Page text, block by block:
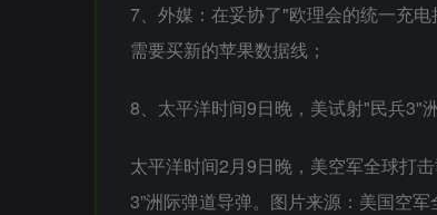
7、外媒：在妥协了"欧理会的统一充
需要买新的苹果数据线；
8、太平洋时间9日晚，美试射"民兵3"
太平洋时间2月9日晚，美空军全球打
3”洲际弹道导弹。图片来源：美国空